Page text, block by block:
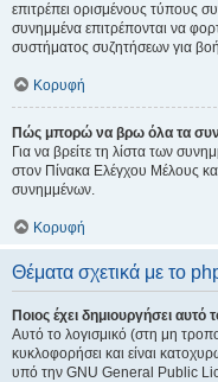
επιτρέπει ορισμένους τύπους
συνημμένα επιτρέπονται να
συστήματος συζητήσεων για
Κορυφή
Πώς μπορώ να βρω όλα τα
Για να βρείτε τη λίστα των
στον Πίνακα Ελέγχου Μέλους
συνημμένων.
Κορυφή
Θέματα σχετικά με το
Ποιος έχει δημιουργήσει
Αυτό το λογισμικό (στη μη
κυκλοφορήσει και είναι
υπό την GNU General Public